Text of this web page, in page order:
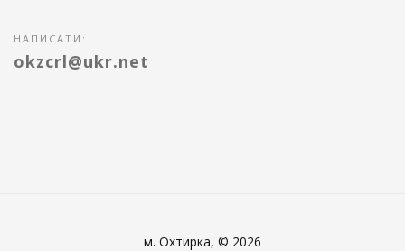
НАПИСАТИ:
okzcrl@ukr.net
м. Охтирка, © 2026